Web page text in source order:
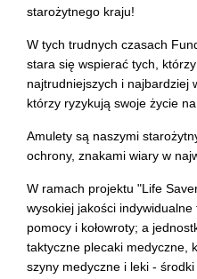
starożytnego kraju!
W tych trudnych czasach
stara się wspierać tych,
najtrudniejszych i najbardziej
którzy ryzykują swoje życie
Amulety są naszymi
ochrony, znakami wiary w
W ramach projektu "Life
wysokiej jakości
pomocy i kołowroty; a
taktyczne plecaki medyczne,
szyny medyczne i leki - środki